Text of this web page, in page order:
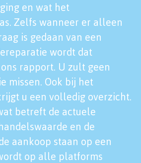
en wat het
Zelfs wanneer er alleen
is gedaan van een
wordt dat
rapport. U zult geen
missen. Ook bij het
u een volledig overzicht.
betreft de actuele
en de
aankoop staan op een
op alle platforms